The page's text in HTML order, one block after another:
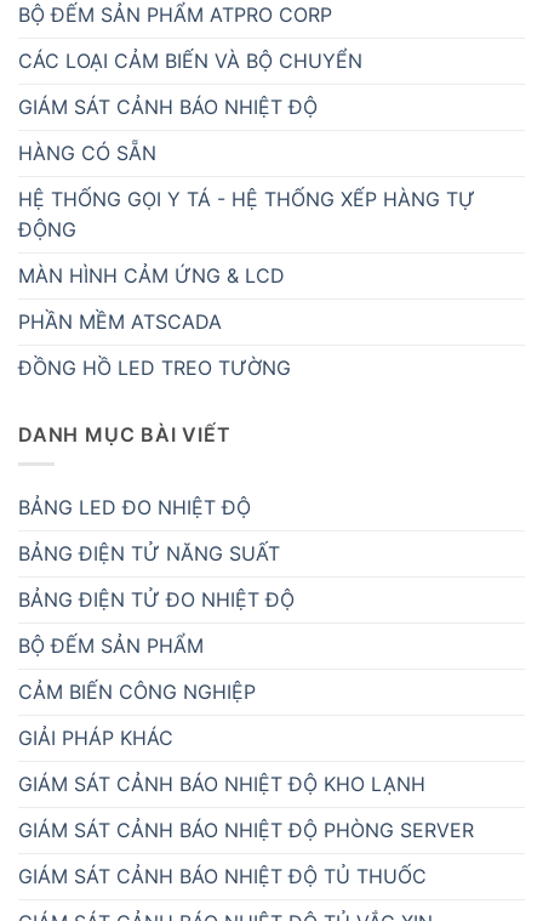
BỘ ĐẾM SẢN PHẨM ATPRO CORP
CÁC LOẠI CẢM BIẾN VÀ BỘ CHUYỂN
GIÁM SÁT CẢNH BÁO NHIỆT ĐỘ
HÀNG CÓ SẴN
HỆ THỐNG GỌI Y TÁ - HỆ THỐNG XẾP HÀNG TỰ
ĐỘNG
MÀN HÌNH CẢM ỨNG & LCD
PHẦN MỀM ATSCADA
ĐỒNG HỒ LED TREO TƯỜNG
DANH MỤC BÀI VIẾT
BẢNG LED ĐO NHIỆT ĐỘ
BẢNG ĐIỆN TỬ NĂNG SUẤT
BẢNG ĐIỆN TỬ ĐO NHIỆT ĐỘ
BỘ ĐẾM SẢN PHẨM
CẢM BIẾN CÔNG NGHIỆP
GIẢI PHÁP KHÁC
GIÁM SÁT CẢNH BÁO NHIỆT ĐỘ KHO LẠNH
GIÁM SÁT CẢNH BÁO NHIỆT ĐỘ PHÒNG SERVER
GIÁM SÁT CẢNH BÁO NHIỆT ĐỘ TỦ THUỐC